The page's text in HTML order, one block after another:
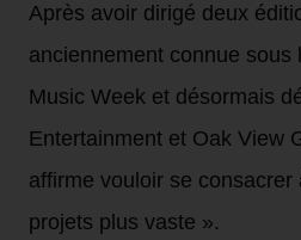
Après avoir dirigé deux
anciennement connue sous
Music Week et désormais
Entertainment et Oak View
affirme vouloir se
projets plus vaste ».